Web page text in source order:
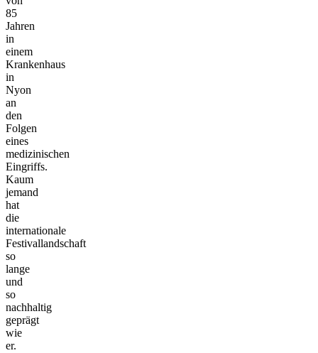
85
Jahren
in
einem
Krankenhaus
in
Nyon
an
den
Folgen
eines
medizinischen
Eingriffs.
Kaum
jemand
hat
die
internationale
Festivallandschaft
so
lange
und
so
nachhaltig
geprägt
wie
er.